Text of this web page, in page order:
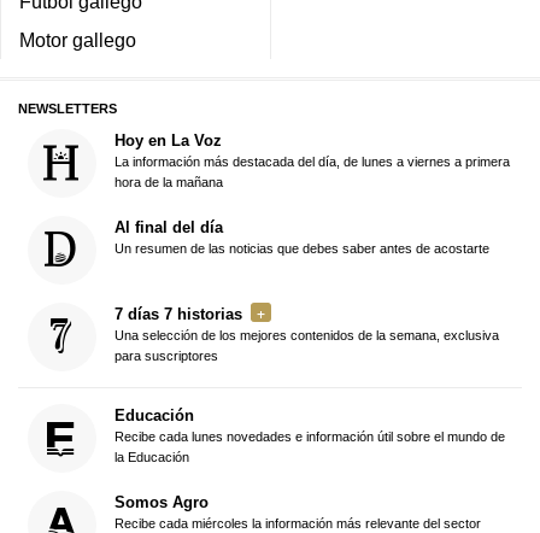
Motor gallego
NEWSLETTERS
Hoy en La Voz
La información más destacada del día, de lunes a viernes a primera
hora de la mañana
Al final del día
Un resumen de las noticias que debes saber antes de acostarte
7 días 7 historias
Una selección de los mejores contenidos de la semana, exclusiva
para suscriptores
Educación
Recibe cada lunes novedades e información útil sobre el mundo de
la Educación
Somos Agro
Recibe cada miércoles la información más relevante del sector